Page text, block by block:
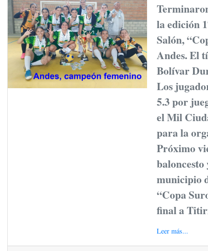
la edición
Salón,
Andes. El
Bolívar
Los
5.3 por
el Mil
para la
Próximo
baloncesto
municipio
“Copa
final a
Leer más...